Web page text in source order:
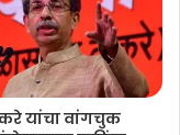
यांचा वांगचुक